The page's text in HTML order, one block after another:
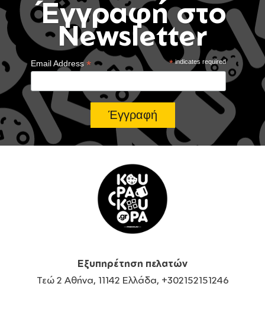
Έγγραφή στο
Newsletter
*indicates required
Email Address*
Εξυπηρέτηση πελατών
Τεώ 2 Αθήνα, 11142 Ελλάδα, +302152151246